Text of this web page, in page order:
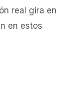
real gira en
en estos